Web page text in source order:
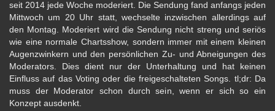
seit 2014 jede Woche moderiert. Die Sendung fand anfangs jeden
Mittwoch um 20 Uhr statt, wechselte inzwischen allerdings auf
den Montag. Moderiert wird die Sendung nicht streng und seriös
wie eine normale Chartsshow, sondern immer mit einem kleinen
Augenzwinkern und den persönlichen Zu- und Abneigungen des
Moderators. Dies dient nur der Unterhaltung und hat keinen
Einfluss auf das Voting oder die freigeschalteten Songs. tl;dr: Da
muss der Moderator schon durch sein, wenn er sich so ein
Konzept ausdenkt.